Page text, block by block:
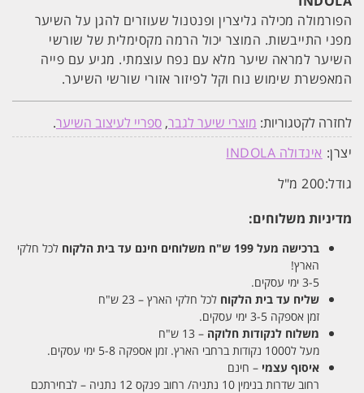
INDOLA
הפורמולה מכילה גליצרין ופנטנול שעוזרים להגן על השיער
מפני התייבשות. המוצר יכול הרמה מקסימלית של שורשי
השיער למראה שיער מלא עם נפח עוצמתי. מגיע עם פייה
המאפשרת שימוש נוח וקל לפיזור אזורי שורשי השיער.
לחזרה לקטגוריות: מוצרי שיער לגבר, ספריי לעיצוב השיער.
יצרן: אינדולה INDOLA
גודל:200 מ"ל
מדיניות משלוחים:
ברכישה מעל 199 ש"ח משלוחים חינם עד בית הלקוח לכל חלקי
הארץ!
3-5 ימי עסקים.
שליח עד בית הלקוח לכל חלקי הארץ – 23 ש"ח
זמן אספקה 3-5 ימי עסקים.
משלוח לנקודות חלוקה – 13 ש"ח
מעל ל1000 נקודות ברחבי הארץ. זמן אספקה 5-8 ימי עסקים.
איסוף עצמי – חינם
רחוב שדרות בנימין 10 נתניה/ רחוב פנקס 12 נתניה – לבחירתכם